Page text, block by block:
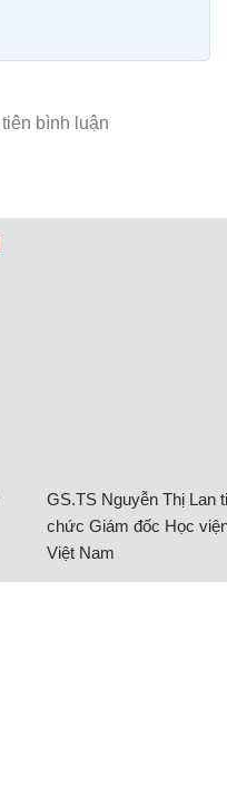
GS.TS Nguyễn Thị Lan
chức Giám đốc Học
Việt Nam